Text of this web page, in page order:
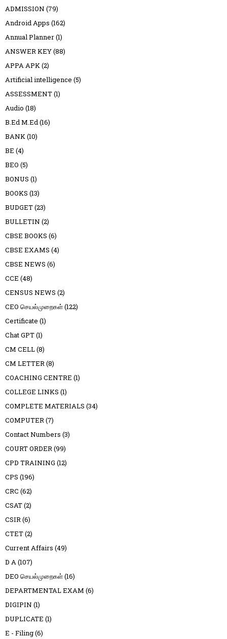
ADMISSION (79)
Android Apps (162)
Annual Planner(1)
ANSWER KEY(88)
APPA APK(2)
Artificial intelligence (5)
ASSESSMENT(1)
Audio (18)
B.Ed M.Ed(16)
BANK(10)
BE (4)
BEO (5)
BONUS (1)
BOOKS (13)
BUDGET(23)
BULLETIN (2)
CBSE BOOKS (6)
CBSE EXAMS (4)
CBSE NEWS (6)
CCE (48)
CENSUS NEWS (2)
CEO செயல்முறைகள்(122)
Certificate (1)
Chat GPT(1)
CM CELL(8)
CM LETTER(8)
COACHING CENTRE (1)
COLLEGE LINKS (1)
COMPLETE MATERIALS (34)
COMPUTER(7)
Contact Numbers (3)
COURT ORDER(99)
CPD TRAINING (12)
CPS (196)
CRC (62)
CSAT(2)
CSIR(6)
CTET(2)
Current Affairs (49)
D A(107)
DEO செயல்முறைகள்(16)
DEPARTMENTAL EXAM (6)
DIGIPIN (1)
DUPLICATE (1)
E - Filing(6)